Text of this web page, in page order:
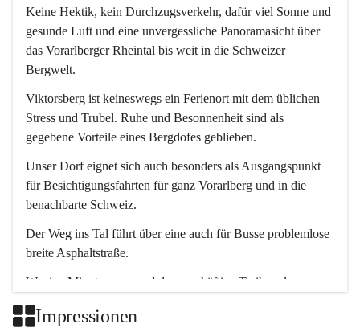
Keine Hektik, kein Durchzugsverkehr, dafür viel Sonne und
gesunde Luft und eine unvergessliche Panoramasicht über
das Vorarlberger Rheintal bis weit in die Schweizer
Bergwelt.
Viktorsberg ist keineswegs ein Ferienort mit dem üblichen
Stress und Trubel. Ruhe und Besonnenheit sind als
gegebene Vorteile eines Bergdofes geblieben.
Unser Dorf eignet sich auch besonders als Ausgangspunkt
für Besichtigungsfahrten für ganz Vorarlberg und in die
benachbarte Schweiz.
Der Weg ins Tal führt über eine auch für Busse problemlose
breite Asphaltstraße.
Wenige Minuten nur, und das geschäftige Treiben der
Impressionen